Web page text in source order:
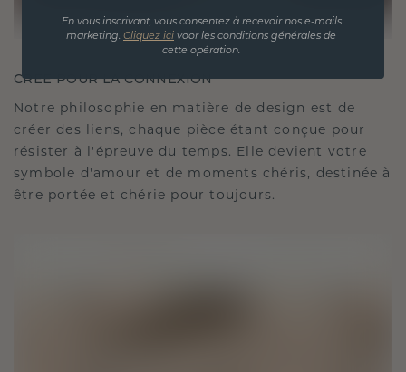
CRÉÉ POUR LA CONNEXION
Notre philosophie en matière de design est de
créer des liens, chaque pièce étant conçue pour
résister à l'épreuve du temps. Elle devient votre
symbole d'amour et de moments chéris, destinée à
être portée et chérie pour toujours.
En vous inscrivant, vous consentez à recevoir nos e-mails
marketing. Cliquez ici voor les conditions générales de
cette opération.